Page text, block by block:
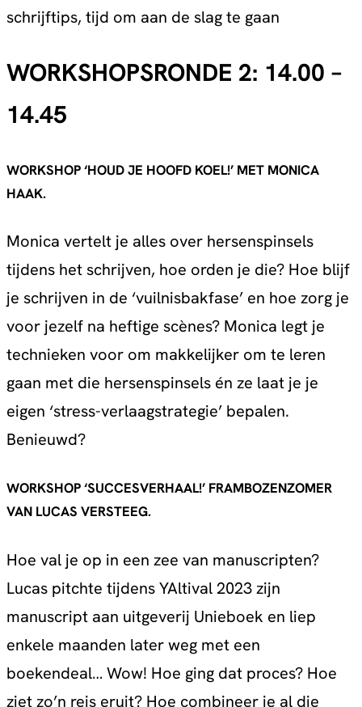
schrijftips, tijd om aan de slag te gaan
WORKSHOPSRONDE 2: 14.00 –
14.45
WORKSHOP ‘HOUD JE HOOFD KOEL!’ MET MONICA
HAAK.
Monica vertelt je alles over hersenspinsels
tijdens het schrijven, hoe orden je die? Hoe blijf
je schrijven in de ‘vuilnisbakfase’ en hoe zorg je
voor jezelf na heftige scènes? Monica legt je
technieken voor om makkelijker om te leren
gaan met die hersenspinsels én ze laat je je
eigen ‘stress-verlaagstrategie’ bepalen.
Benieuwd?
WORKSHOP ‘SUCCESVERHAAL!’ FRAMBOZENZOMER
VAN LUCAS VERSTEEG.
Hoe val je op in een zee van manuscripten?
Lucas pitchte tijdens YAltival 2023 zijn
manuscript aan uitgeverij Unieboek en liep
enkele maanden later weg met een
boekendeal… Wow! Hoe ging dat proces? Hoe
ziet zo’n reis eruit? Hoe combineer je al die